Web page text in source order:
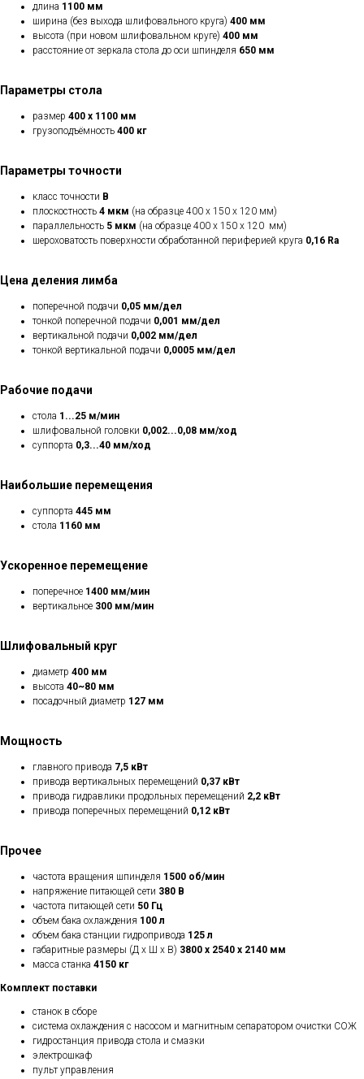
длина 1100 мм
ширина (без выхода шлифовального круга) 400 мм
высота (при новом шлифовальном круге) 400 мм
расстояние от зеркала стола до оси шпинделя 650 мм
Параметры стола
размер 400 х 1100 мм
грузоподъёмность 400 кг
Параметры точности
класс точности В
плоскостность 4 мкм (на образце 400 х 150 х 120 мм)
параллельность 5 мкм (на образце 400 х 150 х 120 мм)
шероховатость поверхности обработанной периферией круга 0,16 Ra
Цена деления лимба
поперечной подачи 0,05 мм/дел
тонкой поперечной подачи 0,001 мм/дел
вертикальной подачи 0,002 мм/дел
тонкой вертикальной подачи 0,0005 мм/дел
Рабочие подачи
стола 1...25 м/мин
шлифовальной головки 0,002...0,08 мм/ход
суппорта 0,3...40 мм/ход
Наибольшие перемещения
суппорта 445 мм
стола 1160 мм
Ускоренное перемещение
поперечное 1400 мм/мин
вертикальное 300 мм/мин
Шлифовальный круг
диаметр 400 мм
высота 40~80 мм
посадочный диаметр 127 мм
Мощность
главного привода 7,5 кВт
привода вертикальных перемещений 0,37 кВт
привода гидравлики продольных перемещений 2,2 кВт
привода поперечных перемещений 0,12 кВт
Прочее
частота вращения шпинделя 1500 об/мин
напряжение питающей сети 380 В
частота питающей сети 50 Гц
объем бака охлаждения 100 л
объем бака станции гидропривода 125 л
габаритные размеры (Д х Ш х В) 3800 х 2540 х 2140 мм
масса станка 4150 кг
Комплект поставки
станок в сборе
система охлаждения с насосом и магнитным сепаратором очистки СОЖ
гидростанция привода стола и смазки
электрошкаф
пульт управления